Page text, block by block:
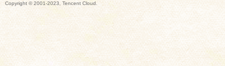
Copyright © 2001-2023, Tencent Cloud.